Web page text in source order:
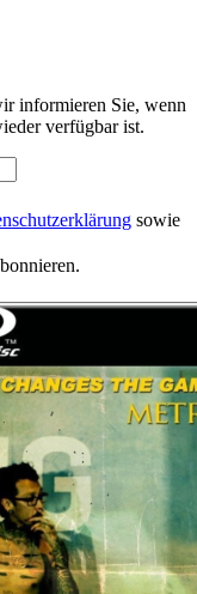
informieren Sie, wenn
verfügbar ist.
sowie